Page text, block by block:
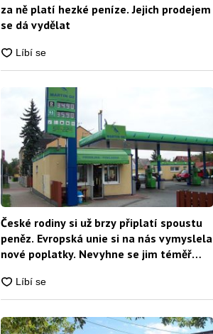
za ně platí hezké peníze. Jejich prodejem
se dá vydělat
České rodiny si už brzy připlatí spoustu
peněz. Evropská unie si na nás vymyslela
nové poplatky. Nevyhne se jim téměř